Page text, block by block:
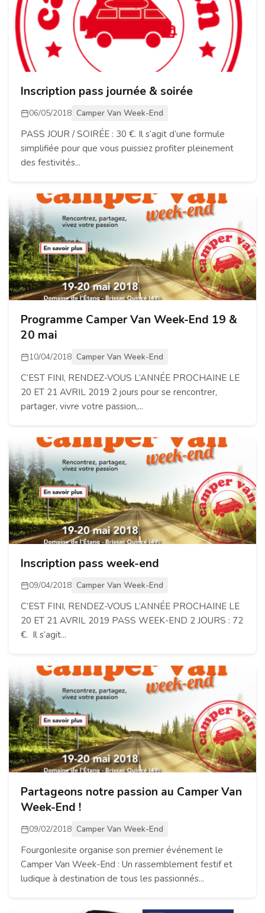
Inscription pass journée & soirée
06/05/2018 Camper Van Week-End
PASS JOUR / SOIRÉE : 30 €. Il s’agit d’une formule
simplifiée pour que vous puissiez profiter pleinement
des festivités...
Programme Camper Van Week-End 19 &
20 mai
10/04/2018 Camper Van Week-End
C’EST FINI, RENDEZ-VOUS L’ANNÉE PROCHAINE LE
20 ET 21 AVRIL 2019 2 jours pour se rencontrer,
partager, vivre votre passion,...
Inscription pass week-end
09/04/2018 Camper Van Week-End
C’EST FINI, RENDEZ-VOUS L’ANNÉE PROCHAINE LE
20 ET 21 AVRIL 2019 PASS WEEK-END 2 JOURS : 72
€. Il s’agit...
Partageons notre passion au Camper Van
Week-End !
09/02/2018 Camper Van Week-End
Fourgonlesite organise son premier événement le
Camper Van Week-End : Un rassemblement festif et
ludique à destination de tous les passionnés...